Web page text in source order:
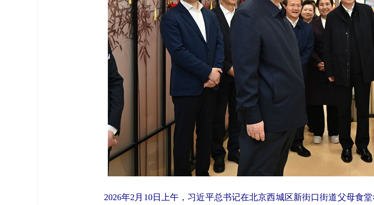
2026年2月10日上午，习近平总书记在北京西城区新街口街道父母食